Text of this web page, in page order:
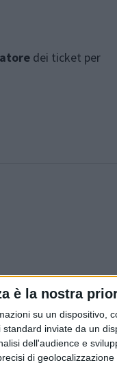
è la nostra
su un dispositivo,
inviate da un
dell'audience e
di
dei ticket per